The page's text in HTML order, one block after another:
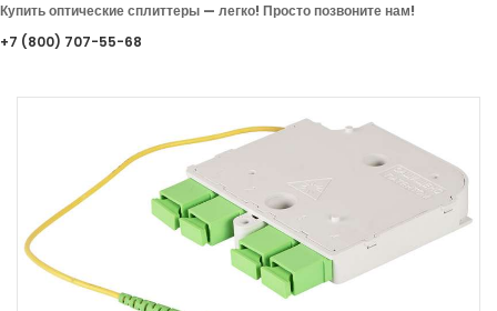
Купить оптические сплиттеры — легко! Просто позвоните нам!
+7 (800) 707-55-68